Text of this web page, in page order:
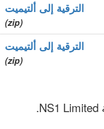
الترقية إلى ألتيميت
(zip)
الترقية إلى ألتيميت
(zip)